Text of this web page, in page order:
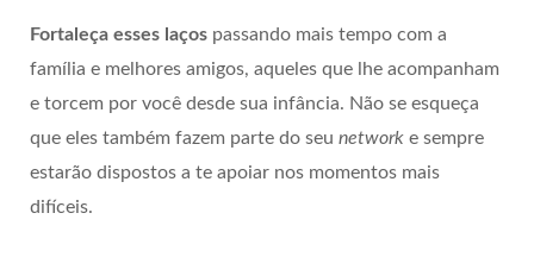
Fortaleça esses laços passando mais tempo com a
família e melhores amigos, aqueles que lhe acompanham
e torcem por você desde sua infância. Não se esqueça
que eles também fazem parte do seu network e sempre
estarão dispostos a te apoiar nos momentos mais
difíceis.